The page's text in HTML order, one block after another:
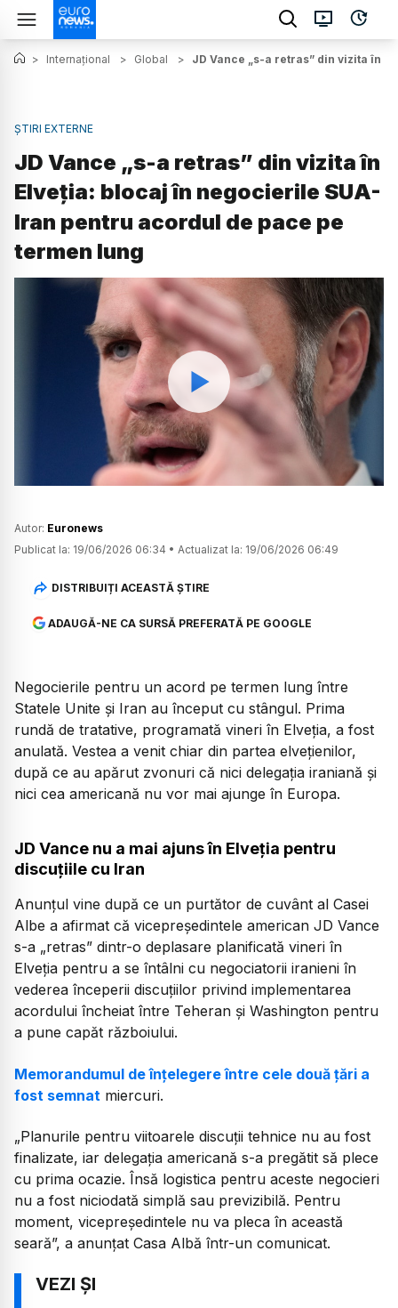
> Internațional > Global > JD Vance „s-a retras” din vizita în
ȘTIRI EXTERNE
JD Vance „s-a retras” din vizita în
Elveția: blocaj în negocierile SUA-
Iran pentru acordul de pace pe
termen lung
Watch
Autor: Euronews
Publicat la: 19/06/2026 06:34 • Actualizat la: 19/06/2026 06:49
DISTRIBUIȚI ACEASTĂ ȘTIRE
ADAUGĂ-NE CA SURSĂ PREFERATĂ PE GOOGLE
Negocierile pentru un acord pe termen lung între
Statele Unite și Iran au început cu stângul. Prima
rundă de tratative, programată vineri în Elveția, a fost
anulată. Vestea a venit chiar din partea elvețienilor,
după ce au apărut zvonuri că nici delegația iraniană și
nici cea americană nu vor mai ajunge în Europa.
JD Vance nu a mai ajuns în Elveția pentru
discuțiile cu Iran
Anunțul vine după ce un purtător de cuvânt al Casei
Albe a afirmat că vicepreședintele american JD Vance
s-a „retras” dintr-o deplasare planificată vineri în
Elveția pentru a se întâlni cu negociatorii iranieni în
vederea începerii discuțiilor privind implementarea
acordului încheiat între Teheran și Washington pentru
a pune capăt războiului.
Memorandumul de înțelegere între cele două țări a
fost semnat miercuri.
„Planurile pentru viitoarele discuții tehnice nu au fost
finalizate, iar delegația americană s-a pregătit să plece
cu prima ocazie. Însă logistica pentru aceste negocieri
nu a fost niciodată simplă sau previzibilă. Pentru
moment, vicepreședintele nu va pleca în această
seară”, a anunțat Casa Albă într-un comunicat.